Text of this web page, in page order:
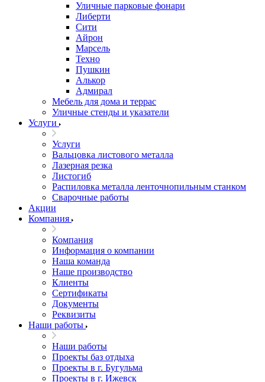
Уличные парковые фонари
Либерти
Сити
Айрон
Марсель
Техно
Пушкин
Алькор
Адмирал
Мебель для дома и террас
Уличные стенды и указатели
Услуги
Услуги
Вальцовка листового металла
Лазерная резка
Листогиб
Распиловка металла ленточнопильным станком
Сварочные работы
Акции
Компания
Компания
Информация о компании
Наша команда
Наше производство
Клиенты
Сертификаты
Документы
Реквизиты
Наши работы
Наши работы
Проекты баз отдыха
Проекты в г. Бугульма
Проекты в г. Ижевск